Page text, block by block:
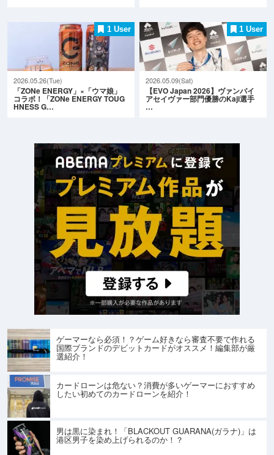
1 User
2026.05.26(Tue)
「ZONe ENERGY」×「ウマ娘」
コラボ！「ZONe ENERGY TOUG
HNESS G…
1 User
2026.05.09(Sat)
【EVO Japan 2026】ヴァンパイ
アセイヴァー部門優勝のKaji選手
…
ゲーマーなら必須！？ゲーム好きなら審査不要で作れる
国際ブランドのデビットカードがオススメ！編集部が厳
選紹介！
カードローンは危ない？消費が多いゲーマーにおすすめ
したい初めてのカードローンを紹介！
男は黒に染まれ！「BLACKOUT GUARANA(ガラナ)」は
港区男子を染め上げられるのか！？